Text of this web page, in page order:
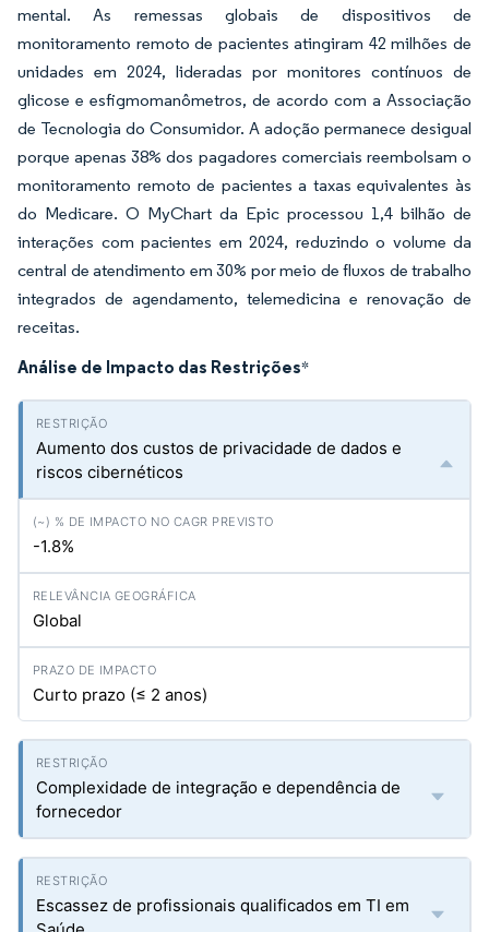
mental. As remessas globais de dispositivos de
monitoramento remoto de pacientes atingiram 42 milhões de
unidades em 2024, lideradas por monitores contínuos de
glicose e esfigmomanômetros, de acordo com a Associação
de Tecnologia do Consumidor. A adoção permanece desigual
porque apenas 38% dos pagadores comerciais reembolsam o
monitoramento remoto de pacientes a taxas equivalentes às
do Medicare. O MyChart da Epic processou 1,4 bilhão de
interações com pacientes em 2024, reduzindo o volume da
central de atendimento em 30% por meio de fluxos de trabalho
integrados de agendamento, telemedicina e renovação de
receitas.
Análise de Impacto das Restrições*
Aumento dos custos de privacidade de dados e
riscos cibernéticos
-1.8%
Global
Curto prazo (≤ 2 anos)
Complexidade de integração e dependência de
fornecedor
Escassez de profissionais qualificados em TI em